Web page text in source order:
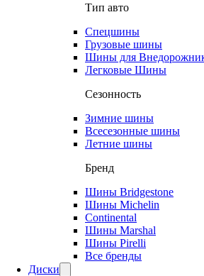
Тип авто
Спецшины
Грузовые шины
Шины для
Легковые Шины
Сезонность
Зимние шины
Всесезонные шины
Летние шины
Бренд
Шины Bridgestone
Шины Michelin
Continental
Шины Marshal
Шины Pirelli
Все бренды
Диски